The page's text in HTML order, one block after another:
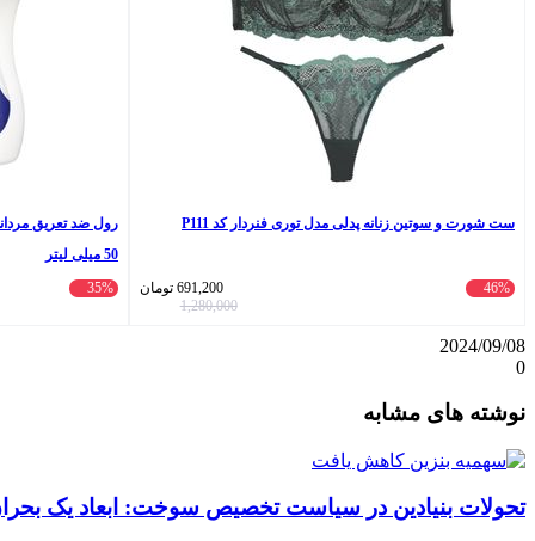
ست شورت و سوتین زنانه پدلی مدل توری فنردار کد P111
46%
691,200 تومان
1,280,000
50 میلی لیتر
35%
2024/09/08
0
آپ
گذاری
ایمیل
نوشته های مشابه
تحولات بنیادین در سیاست تخصیص سوخت: ابعاد یک